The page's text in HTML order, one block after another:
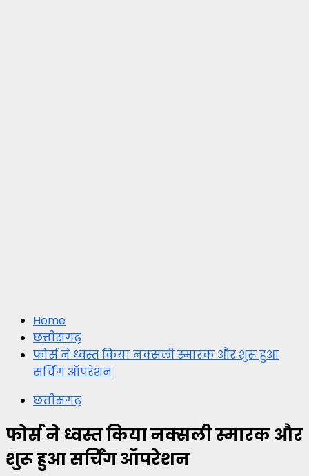
Home
छत्तीसगढ़
फोर्स ने ध्वस्त किया नक्सली स्मारक और शुरू हुआ
सर्चिंग ऑपरेशन
छत्तीसगढ़
फोर्स ने ध्वस्त किया नक्सली स्मारक और
शुरू हुआ सर्चिंग ऑपरेशन